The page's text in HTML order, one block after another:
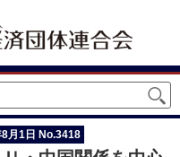
月1日 No.3418